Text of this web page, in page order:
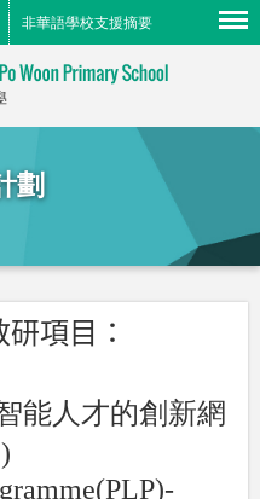
非華語學校支援摘要
劃
Menu
項目：
能人才的創新網
)